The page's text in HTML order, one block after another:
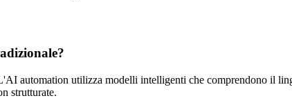
automation utilizza modelli intelligenti che comprendono il
strutturate.